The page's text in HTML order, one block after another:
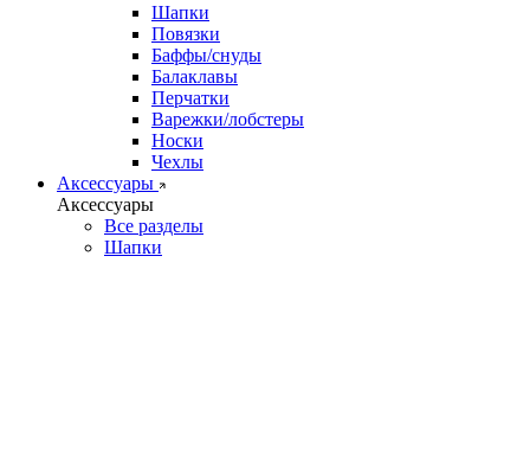
Шапки
Повязки
Баффы/снуды
Балаклавы
Перчатки
Варежки/лобстеры
Носки
Чехлы
Аксессуары
Аксессуары
Все разделы
Шапки